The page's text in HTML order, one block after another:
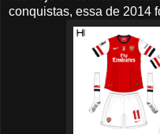
conquistas, essa de 2014